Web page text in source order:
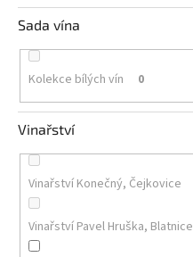
Sada vína
Kolekce bílých vín 0
Vinařství
Vinařství Konečný, Čejkovice
Vinařství Pavel Hruška, Blatnice